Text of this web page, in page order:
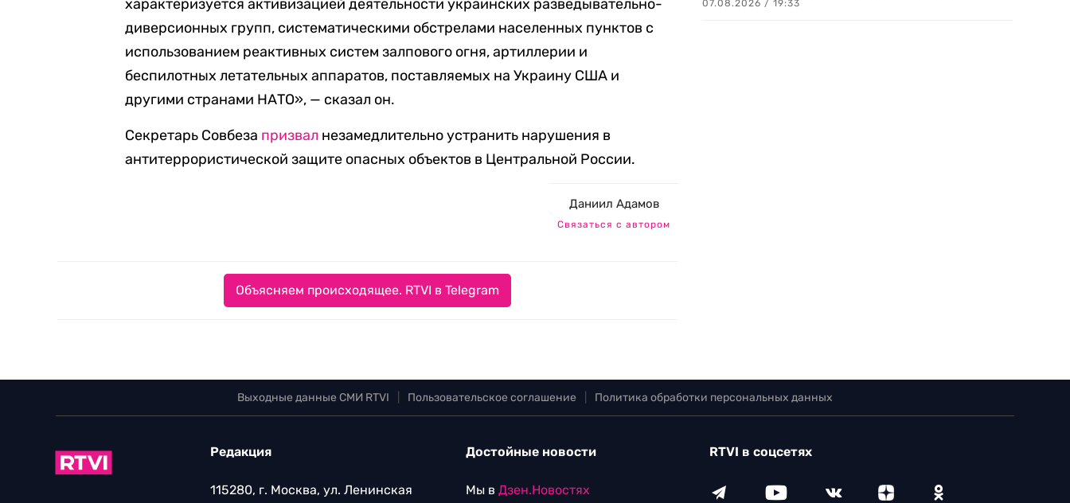
характеризуется активизацией деятельности украинских разведывательно-
диверсионных групп, систематическими обстрелами населенных пунктов с
использованием реактивных систем залпового огня, артиллерии и
беспилотных летательных аппаратов, поставляемых на Украину США и
другими странами НАТО», — сказал он.
Секретарь Совбеза призвал незамедлительно устранить нарушения в
антитеррористической защите опасных объектов в Центральной России.
Даниил Адамов
Связаться с автором
Объясняем происходящее. RTVI в Telegram
07.08.2026 / 19:33
Выходные данные СМИ RTVI Пользовательское соглашение Политика обработки персональных данных
Редакция
115280, г. Москва, ул. Ленинская
Достойные новости
Мы в Дзен.Новостях
RTVI в соцсетях